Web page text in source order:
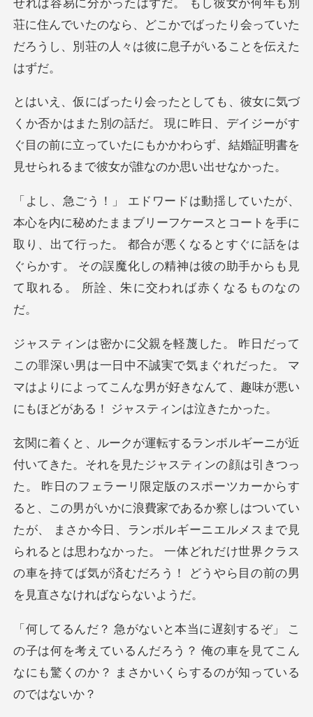
せれば容易に分かったはずだ。 もし彼女
別の話だ。 現に昨日、デイジーがす
ぐ目の前に立っていたにもかか
スとコートを手に
取り、出て行った。 都合が悪くなるとすぐに話をは
ぐらかす。 その
一日中不誠実で気まぐれだった。 マ
マはよりによってこんな男が好
版のスポーツカーからす
ると、この男がいかに浪費家であるか察しはついてい
たが、 まさか今日、ランボルギーニエルメスまで見
られ
子は何を考えているんだろう？ 俺の車を見てこん
なにも